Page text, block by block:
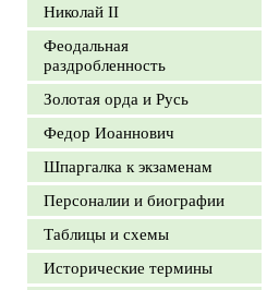
Николай II
Феодальная
раздробленность
Золотая орда и Русь
Федор Иоаннович
Шпаргалка к экзаменам
Персоналии и биографии
Таблицы и схемы
Исторические термины